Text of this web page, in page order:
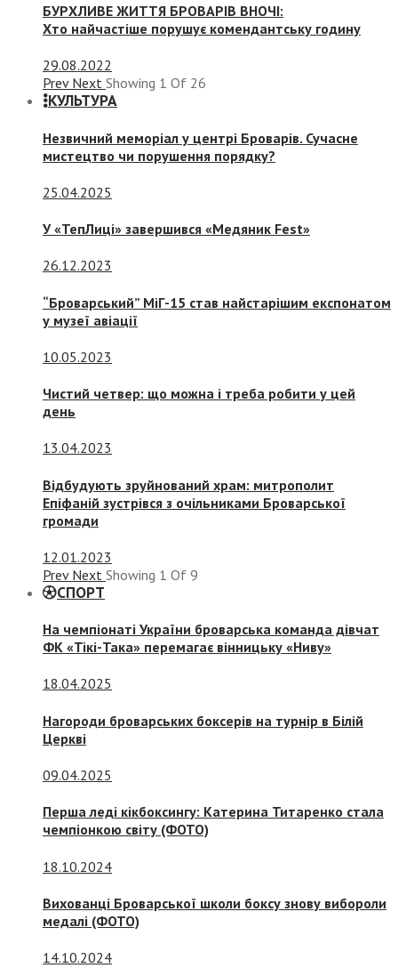
БУРХЛИВЕ ЖИТТЯ БРОВАРІВ ВНОЧІ:
Хто найчастіше порушує комендантську годину
29.08.2022
Prev Next Showing 1 Of 26
КУЛЬТУРА
Незвичний меморіал у центрі Броварів. Сучасне
мистецтво чи порушення порядку?
25.04.2025
У «ТепЛиці» завершився «Медяник Fest»
26.12.2023
“Броварський” МіГ-15 став найстарішим експонатом
у музеї авіації
10.05.2023
Чистий четвер: що можна і треба робити у цей
день
13.04.2023
Відбудують зруйнований храм: митрополит
Епіфаній зустрівся з очільниками Броварської
громади
12.01.2023
Prev Next Showing 1 Of 9
СПОРТ
На чемпіонаті України броварська команда дівчат
ФК «Тікі-Така» перемагає вінницьку «Ниву»
18.04.2025
Нагороди броварських боксерів на турнір в Білій
Церкві
09.04.2025
Перша леді кікбоксингу: Катерина Титаренко стала
чемпіонкою світу (ФОТО)
18.10.2024
Вихованці Броварської школи боксу знову вибороли
медалі (ФОТО)
14.10.2024